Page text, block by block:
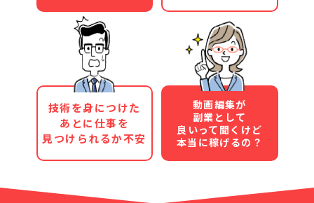
技術を身につけた
あとに仕事を
見つけられるか不安
動画編集が
副業として
良いって聞くけど
本当に稼げるの？